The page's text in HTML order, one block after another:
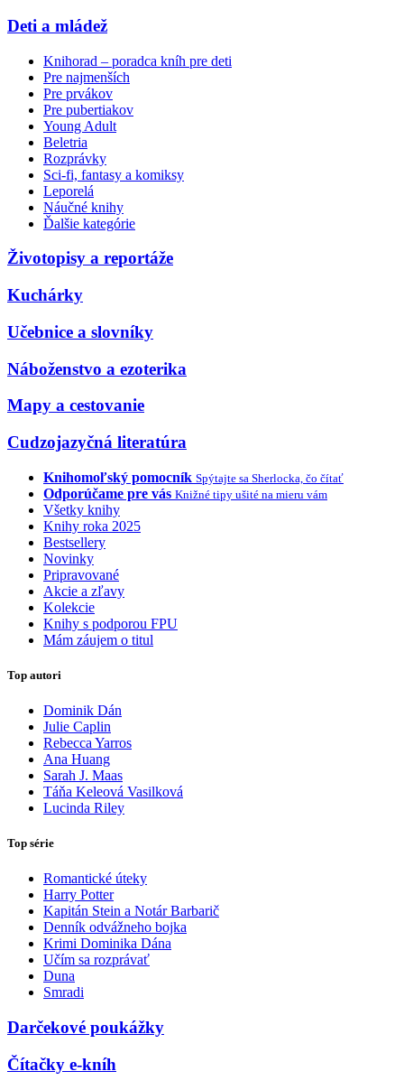
Deti a mládež
Knihorad – poradca kníh pre deti
Pre najmenších
Pre prvákov
Pre pubertiakov
Young Adult
Beletria
Rozprávky
Sci-fi, fantasy a komiksy
Leporelá
Náučné knihy
Ďalšie kategórie
Životopisy a reportáže
Kuchárky
Učebnice a slovníky
Náboženstvo a ezoterika
Mapy a cestovanie
Cudzojazyčná literatúra
Knihomoľský pomocník Spýtajte sa Sherlocka, čo čítať
Odporúčame pre vás Knižné tipy ušité na mieru vám
Všetky knihy
Knihy roka 2025
Bestsellery
Novinky
Pripravované
Akcie a zľavy
Kolekcie
Knihy s podporou FPU
Mám záujem o titul
Top autori
Dominik Dán
Julie Caplin
Rebecca Yarros
Ana Huang
Sarah J. Maas
Táňa Keleová Vasilková
Lucinda Riley
Top série
Romantické úteky
Harry Potter
Kapitán Stein a Notár Barbarič
Denník odvážneho bojka
Krimi Dominika Dána
Učím sa rozprávať
Duna
Smradi
Darčekové poukážky
Čítačky e-kníh